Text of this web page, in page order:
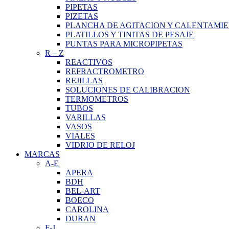
PIPETAS
PIZETAS
PLANCHA DE AGITACION Y
PLATILLOS Y TINITAS DE PESAJE
PUNTAS PARA MICROPIPETAS
R – Z
REACTIVOS
REFRACTROMETRO
REJILLAS
SOLUCIONES DE CALIBRACION
TERMOMETROS
TUBOS
VARILLAS
VASOS
VIALES
VIDRIO DE RELOJ
MARCAS
A-E
APERA
BDH
BEL-ART
BOECO
CAROLINA
DURAN